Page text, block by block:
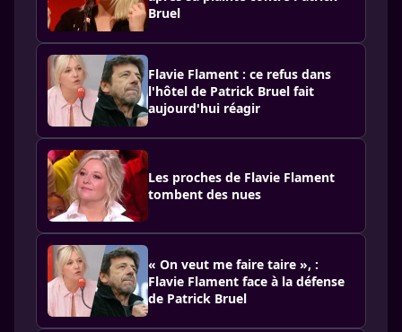
Bruel
Flavie Flament : ce refus dans
l'hôtel de Patrick Bruel fait
aujourd'hui réagir
Les proches de Flavie Flament
tombent des nues
« On veut me faire taire », :
Flavie Flament face à la défense
de Patrick Bruel